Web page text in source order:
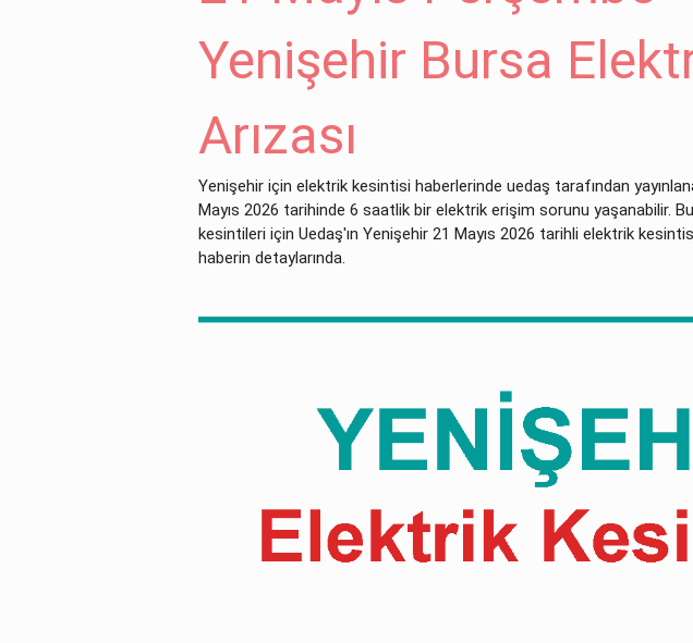
Yenişehir Bursa
Arızası
Yenişehir için elektrik kesintisi haberlerinde uedaş tarafından
Mayıs 2026 tarihinde 6 saatlik bir elektrik erişim sorunu yaşanabilir.
kesintileri için Uedaş'ın Yenişehir 21 Mayıs 2026 tarihli elektrik
haberin detaylarında.